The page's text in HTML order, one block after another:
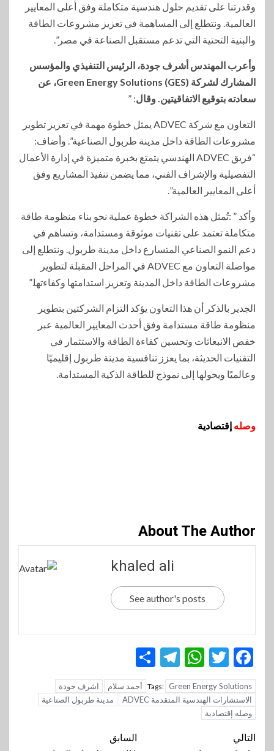
وقدرتنا على تقديم حلول هندسية متكاملة وفق أعلى المعايير
العالمية. ونتطلع إلى المساهمة في تعزيز مشروعات الطاقة
والبنية التحتية التي تدعم مستقبل الصناعة في مصر”.
وأعرب المهندس أشرف جودة، الرئيس التنفيذي والمؤسس
المشارك لشركة Green Energy Solutions (GES)، عن
سعادته بتوقيع الاتفاقيتين. وقال: ”
التعاون مع شركة ADVEC يمثل خطوة مهمة في تعزيز تطوير
مشروعات الطاقة داخل مدينة طربول الصناعية”. وأضاف:
“فريق ADVEC الهندسي يتمتع بخبرة متميزة في إدارة الأعمال
التفصيلية والإشراف الفني، مما يضمن تنفيذ المشاريع وفق
أعلى المعايير العالمية”.
وأكد ” :تُمثل هذه الشراكة خطوة عملية نحو بناء منظومة طاقة
متكاملة تعتمد على تقنيات موثوقة ومستدامة، وتساهم في
دعم النمو الصناعي المتسارع داخل مدينة طربول. ونتطلع إلى
مواصلة التعاون مع ADVEC في المراحل المقبلة لتطوير
مشروعات الطاقة داخل المدينة وتعزيز استدامتها وكفاءتها.”
الجدير بالذكر أن هذا التعاون يؤكد التزام الشركتين بتطوير
منظومة طاقة مستدامة وفق أحدث المعايير العالمية عبر
خفض الانبعاثات وتحسين كفاءة الطاقة والاستثمار في
التقنيات الحديثة، بما يعزز تنافسية مدينة طربول إقليميًا
وعالميًا ويحولها إلى نموذج للطاقة الذكية المستدامة.
وصله إقتصادية
About The Author
khaled ali
See author's posts
Facebook
Twitter
WhatsApp
Telegram
Tags: Green Energy Solutions أحمد سلام
اشرف جودة
الاستشارات الهندسية المتقدمة ADVEC
مدينة طربول الصناعية
وصله إقتصادية
تنقل
السابق
التالي